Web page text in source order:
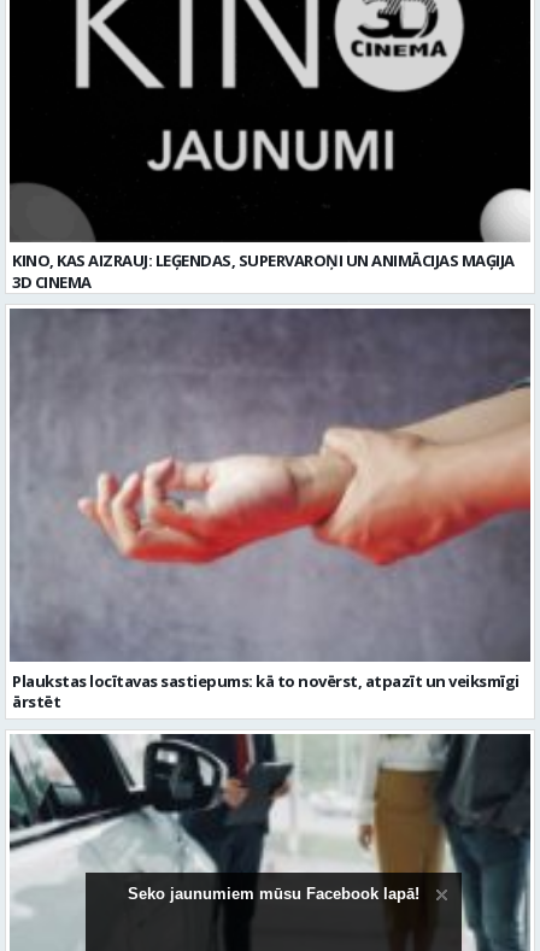
Plaukstas locītavas sastiepums: kā to novērst, atpazīt un veiksmīgi
Seko jaunumiem mūsu Facebook lapā!